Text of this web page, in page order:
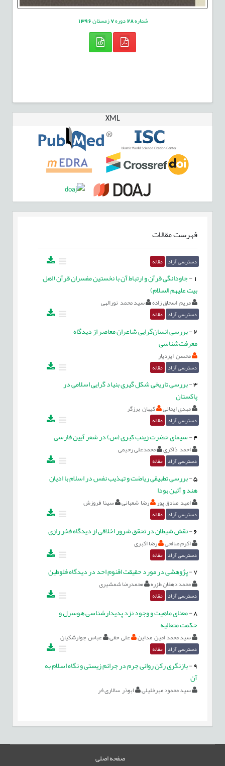
شماره28دوره7زمستان1396
XML
فهرست مقالات
دسترسی آزاد مقاله
-جاودانگی قرآن و ارتباط آن با نخستین مفسران قرآن (اهل
بیت علیهم السلام)
مریم اسحاق زاده سید محمد نورالهی
دسترسی آزاد مقاله
2
-بررسی انسان‌گرایی شاعران معاصر از دیدگاه
معرفت‌شناسی
محسن ایزدیار
دسترسی آزاد مقاله
3
-بررسی تاریخی شکل گیری بنیاد گرایی اسلامی در
پاکستان
مهدی ایمانی کیهان برزگر
دسترسی آزاد مقاله
4
-سیمای حضرت زینب کبری (س) در شعر آیین فارسی
احمد ذاکری محمدعلی رحیمی
دسترسی آزاد مقاله
5
-بررسی تطبیقی ریاضت و تهذیب نفس در اسلام با ادیان
هند و آئین بودا
امید صادق پور رضا شعبانی سینا فروزش
دسترسی آزاد مقاله
6
-نقش شیطان در تحقق شرور اخلاقی از دیدگاه فخر رازی
اکرم صالحی رضا اکبری
دسترسی آزاد مقاله
7
-پژوهشی در مورد حقیقت اقنوم احد در دیدگاه فلوطین
محمد دهقان طزره محمدرضا شمشیری
دسترسی آزاد مقاله
8
-معنای ماهیت و وجود نزد پدیدارشناسی هوسرل و
حکمت متعالیه
سید محمد امین مداین علی حقی عباس جوارشکیان
دسترسی آزاد مقاله
9
-بازنگری رکن روانی جرم در جرائم زیستی و نگاه اسلام به
آن
سید محمود میرخلیلی ابوذر سالاری فر
صفحه اصلی